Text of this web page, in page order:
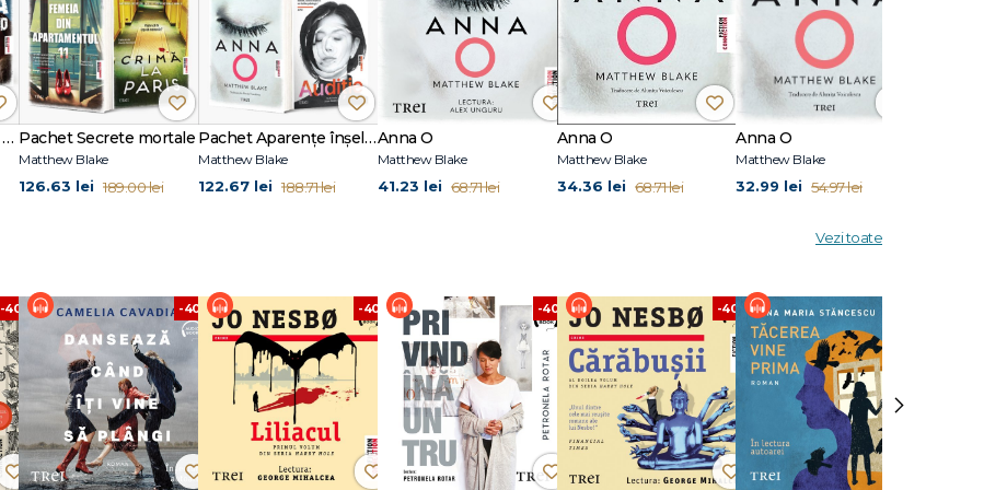
Pachet Crimă la Paris – Crimă la Oxford Pachet Secrete mortale
Matthew Blake
126.63 lei 189.00 lei
Pachet Aparențe înșelătoare
Matthew Blake
122.67 lei 188.71 lei
Anna O
Matthew Blake
41.23 lei 68.71 lei
Anna O
Matthew Blake
34.36 lei 68.71 lei
Anna O
Matthew Blake
32.99 lei 54.97 lei
Vezi toate
-40% -40% -40% -40% -40%
›